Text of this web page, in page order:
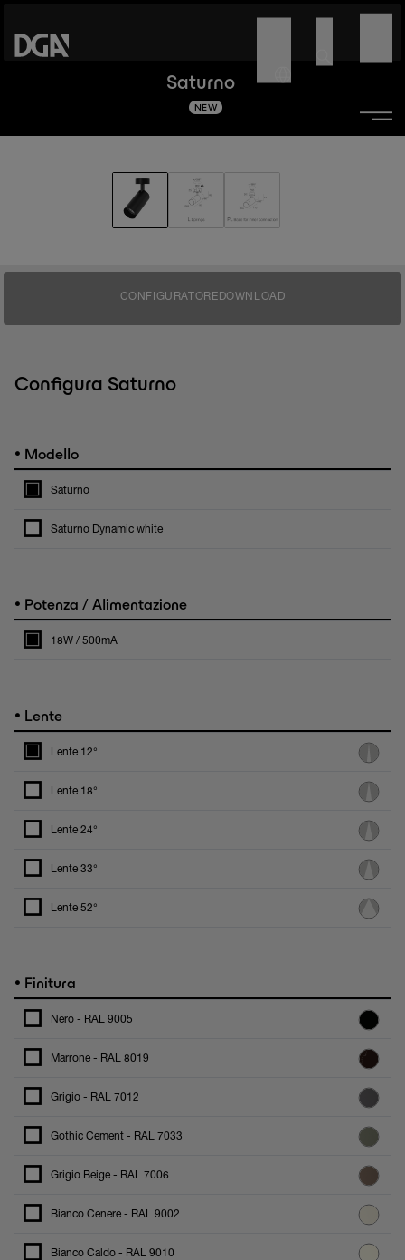
Saturno
NEW
CONFIGURATORE DOWNLOAD
Configura Saturno
• Modello
Saturno
Saturno Dynamic white
• Potenza / Alimentazione
18W / 500mA
• Lente
Lente 12°
Lente 18°
Lente 24°
Lente 33°
Lente 52°
• Finitura
Nero - RAL 9005
Marrone - RAL 8019
Grigio - RAL 7012
Gothic Cement - RAL 7033
Grigio Beige - RAL 7006
Bianco Cenere - RAL 9002
Bianco Caldo - RAL 9010